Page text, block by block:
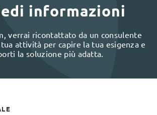
informazioni
verrai ricontattato da un consulente
attività per capire la tua esigenza e
la soluzione più adatta.